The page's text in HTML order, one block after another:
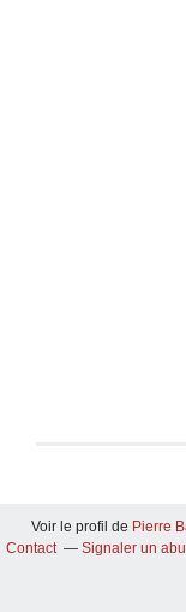
Voir le profil de Pierre
Contact
Signaler un